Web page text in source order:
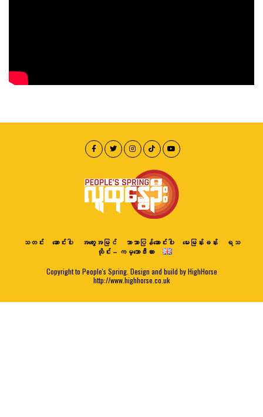
သတင်း ဆောင်းပါး အတွေးအမြင် ဘာသာပြန်ဆောင်းပါး မေးမြန်းခန်း
ရသ
ထိုင်း – ကမ္ဘောဒီးယား
Copyright to People's Spring. Design and build by HighHorse
http://www.highhorse.co.uk